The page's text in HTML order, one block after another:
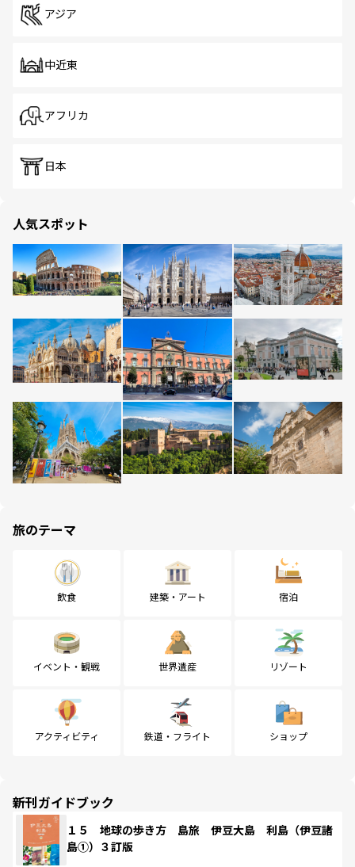
アジア
中近東
アフリカ
日本
人気スポット
旅のテーマ
飲食 建築・アート 宿泊
イベント・観戦 世界遺産 リゾート
アクティビティ 鉄道・フライト ショップ
新刊ガイドブック
１５ 地球の歩き方 島旅 伊豆大島 利島（伊豆諸
島①）３訂版